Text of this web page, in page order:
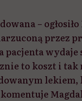
– ogłosiło
przez
pacjenta wydaje
to koszt i tak